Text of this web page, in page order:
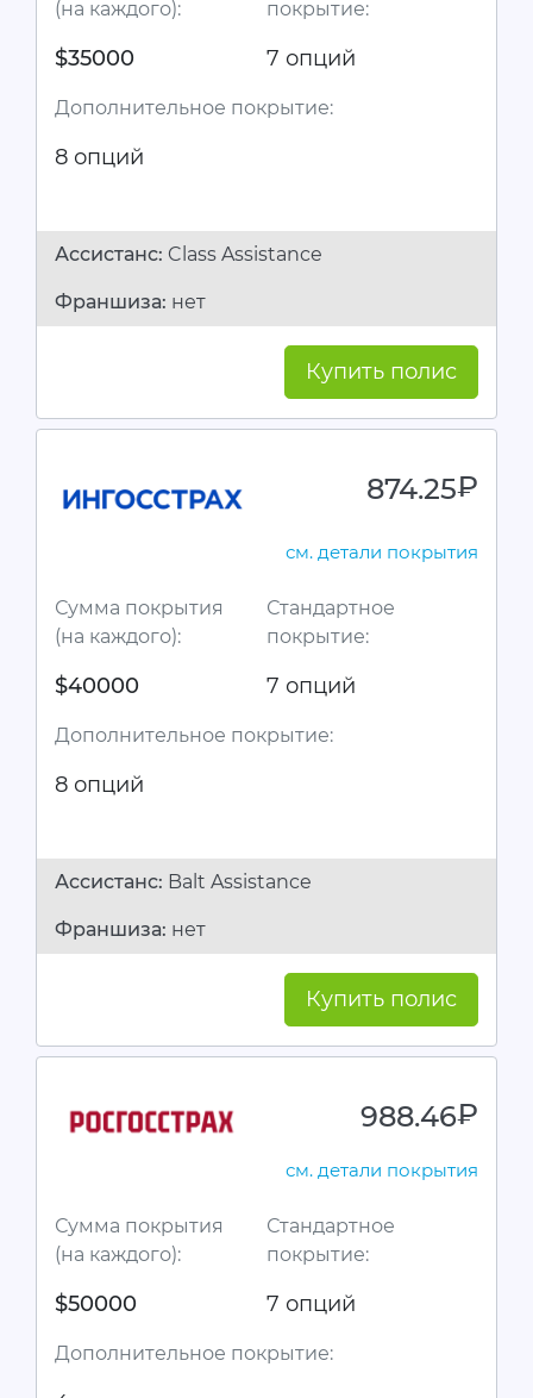
(на каждого):
$35000
покрытие:
7 опций
Дополнительное покрытие:
8 опций
Ассистанc: Class Assistance
Франшиза: нет
Купить полис
874.25руб.
см. детали покрытия
Сумма покрытия
(на каждого):
$40000
Стандартное
покрытие:
7 опций
Дополнительное покрытие:
8 опций
Ассистанc: Balt Assistance
Франшиза: нет
Купить полис
988.46руб.
см. детали покрытия
Сумма покрытия
(на каждого):
$50000
Стандартное
покрытие:
7 опций
Дополнительное покрытие: